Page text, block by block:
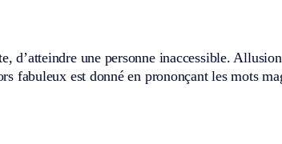
d’atteindre une personne inaccessible.
fabuleux est donné en prononçant les mots